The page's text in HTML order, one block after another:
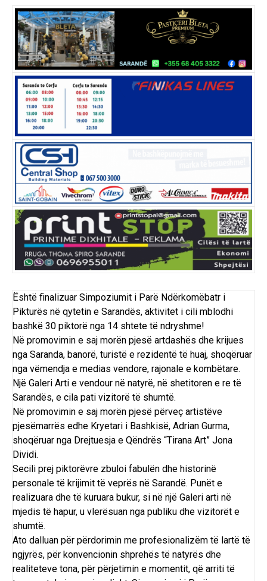
Është finalizuar Simpoziumit i Parë Ndërkomëbatr i
Pikturës në qytetin e Sarandës, aktivitet i cili mblodhi
bashkë 30 piktorë nga 14 shtete të ndryshme!
Në promovimin e saj morën pjesë artdashës dhe krijues
nga Saranda, banorë, turistë e rezidentë të huaj, shoqëruar
nga vëmendja e medias vendore, rajonale e kombëtare.
Një Galeri Arti e vendour në natyrë, në shetitoren e re të
Sarandës, e cila pati vizitorë të shumtë.
Në promovimin e saj morën pjesë përveç artistëve
pjesëmarrës edhe Kryetari i Bashkisë, Adrian Gurma,
shoqëruar nga Drejtuesja e Qëndrës “Tirana Art” Jona
Dividi.
Secili prej piktorëvre zbuloi fabulën dhe historinë
personale të krijimit të veprës në Sarandë. Punët e
realizuara dhe të kuruara bukur, si në një Galeri arti në
mjedis të hapur, u vlerësuan nga publiku dhe vizitorët e
shumtë.
Ato dalluan për përdorimin me profesionalizëm të lartë të
ngjyrës, për konvencionin shprehës të natyrës dhe
realiteteve tona, për përjetimin e momentit, që arriti të